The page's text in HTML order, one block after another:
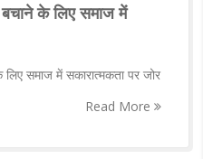
के लिए समाज में
समाज में सकारात्मकता पर जोर
Read More